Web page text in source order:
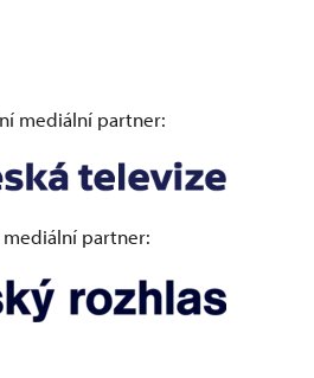
mediální partner:
mediální partner: